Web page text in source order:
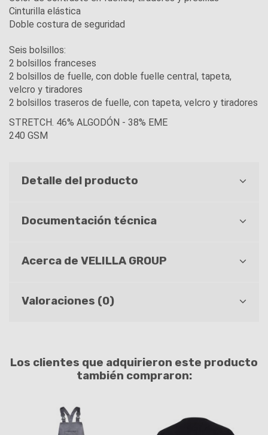
Cinturilla elástica
Doble costura de seguridad
Seis bolsillos:
2 bolsillos franceses
2 bolsillos de fuelle, con doble fuelle central, tapeta,
velcro y tiradores
2 bolsillos traseros de fuelle, con tapeta, velcro y tiradores
STRETCH. 46% ALGODÓN - 38% EME
240 GSM
Detalle del producto
Documentación técnica
Acerca de VELILLA GROUP
Valoraciones (0)
Los clientes que adquirieron este producto
también compraron: